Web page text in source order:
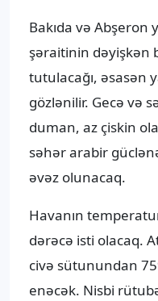
Bakıda və Abşeron
şəraitinin dəyişkən
tutulacağı, əsasən
gözlənilir. Gecə və
duman, az çiskin
səhər arabir
əvəz olunacaq.
Havanın
dərəcə isti olacaq.
civə sütunundan
enəcək. Nisbi